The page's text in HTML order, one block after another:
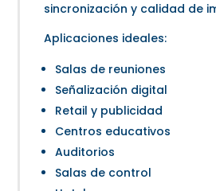
sincronización y calidad de
Aplicaciones ideales:
Salas de reuniones
Señalización digital
Retail y publicidad
Centros educativos
Auditorios
Salas de control